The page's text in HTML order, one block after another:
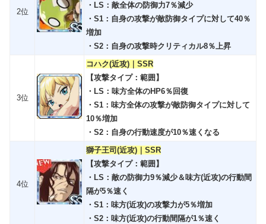
2位
・LS：敵全体の防御力7％減少
・S1：自身の攻撃が敵防御タイプに対して40％
増加
・S2：自身の攻撃時クリティカル8％上昇
3位
コハク(近攻)｜SSR
【攻撃タイプ：範囲】
・LS：味方全体のHP6％回復
・S1：味方全体の攻撃が敵防御タイプに対して
10％増加
・S2：自身の行動速度が10％速くなる
4位
獅子王司(近攻)｜SSR
【攻撃タイプ：範囲】
・LS：敵の防御力9％減少＆味方(近攻)の行動間
隔が5％速く
・S1：味方(近攻)の攻撃力が5％増加
・S2：味方(近攻)の行動間隔が1％速く